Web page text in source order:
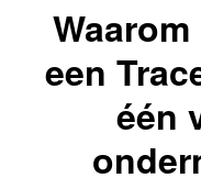
een
één